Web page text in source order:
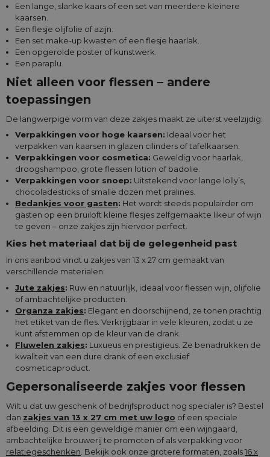
Een lange, slanke kaars of een set van meerdere kleinere
kaarsen.
Een flesje olijfolie of azijn.
Een set make-up kwasten of een flesje haarlak.
Een opgerolde poster of kunstwerk.
Een paraplu.
Niet alleen voor flessen – andere
toepassingen
De langwerpige vorm van deze zakjes maakt ze uiterst veelzijdig:
Verpakkingen voor hoge kaarsen: Ideaal voor het
verpakken van kaarsen in glazen cilinders of tafelkaarsen.
Verpakkingen voor cosmetica: Geweldig voor haarlak,
droogshampoo, grote flessen lotion of badolie.
Verpakkingen voor snoep: Uitstekend voor lange lolly’s,
chocoladesticks of smalle dozen met pralines.
Bedankjes voor gasten: Het wordt steeds populairder om
gasten op een bruiloft kleine flesjes zelfgemaakte likeur of wijn
te geven – onze zakjes zijn hiervoor perfect.
Kies het materiaal dat bij de gelegenheid past
In ons aanbod vindt u zakjes van 13 x 27 cm gemaakt van
verschillende materialen:
Jute zakjes: Ruw en natuurlijk, ideaal voor flessen wijn, olijfolie
of ambachtelijke producten.
Organza zakjes: Elegant en doorschijnend, ze tonen prachtig
het etiket van de fles. Verkrijgbaar in vele kleuren, zodat u ze
kunt afstemmen op de kleur van de drank.
Fluwelen zakjes: Luxueus en prestigieus. Ze benadrukken de
kwaliteit van een dure drank of een exclusief
cosmeticaproduct.
Gepersonaliseerde zakjes voor flessen
Wilt u dat uw geschenk of bedrijfsproduct nog specialer is? Bestel
dan zakjes van 13 x 27 cm met uw logo of een speciale
afbeelding. Dit is een geweldige manier om een wijngaard,
ambachtelijke brouwerij te promoten of als verpakking voor
relatiegeschenken . Bekijk ook onze grotere formaten, zoals16 x